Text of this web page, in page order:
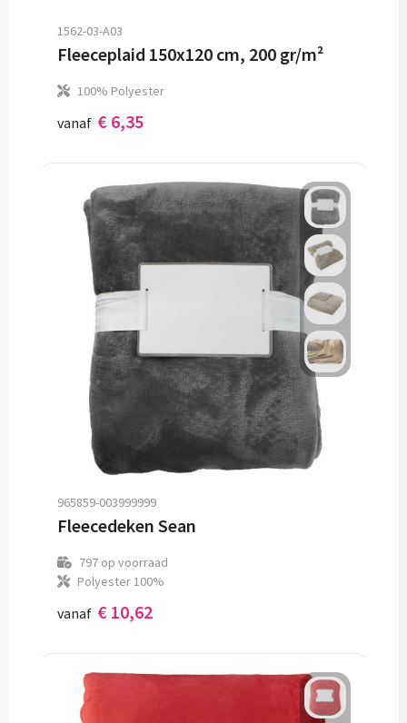
1562-03-A03
Fleeceplaid 150x120 cm, 200 gr/m²
100% Polyester
vanaf € 6,35
965859-003999999
Fleecedeken Sean
797op voorraad
Polyester 100%
vanaf € 10,62